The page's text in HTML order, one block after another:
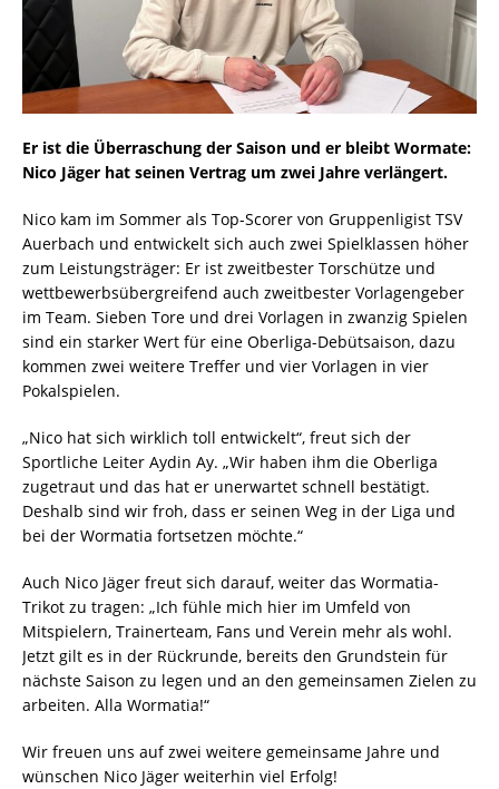
Er ist die Überraschung der Saison und er bleibt Wormate:
Nico Jäger hat seinen Vertrag um zwei Jahre verlängert.
Nico kam im Sommer als Top-Scorer von Gruppenligist TSV
Auerbach und entwickelt sich auch zwei Spielklassen höher
zum Leistungsträger: Er ist zweitbester Torschütze und
wettbewerbsübergreifend auch zweitbester Vorlagengeber
im Team. Sieben Tore und drei Vorlagen in zwanzig Spielen
sind ein starker Wert für eine Oberliga-Debütsaison, dazu
kommen zwei weitere Treffer und vier Vorlagen in vier
Pokalspielen.
„Nico hat sich wirklich toll entwickelt“, freut sich der
Sportliche Leiter Aydin Ay. „Wir haben ihm die Oberliga
zugetraut und das hat er unerwartet schnell bestätigt.
Deshalb sind wir froh, dass er seinen Weg in der Liga und
bei der Wormatia fortsetzen möchte.“
Auch Nico Jäger freut sich darauf, weiter das Wormatia-
Trikot zu tragen: „Ich fühle mich hier im Umfeld von
Mitspielern, Trainerteam, Fans und Verein mehr als wohl.
Jetzt gilt es in der Rückrunde, bereits den Grundstein für
nächste Saison zu legen und an den gemeinsamen Zielen zu
arbeiten. Alla Wormatia!“
Wir freuen uns auf zwei weitere gemeinsame Jahre und
wünschen Nico Jäger weiterhin viel Erfolg!